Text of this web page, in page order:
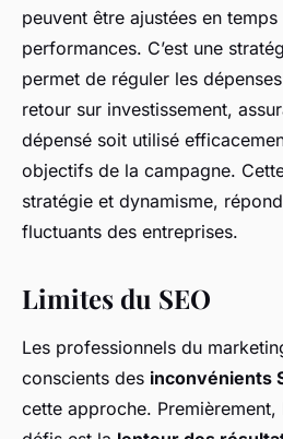
peuvent être ajustées en
performances. C’est une
permet de réguler les
retour sur investissement,
dépensé soit utilisé
objectifs de la campagne.
stratégie et dynamisme,
fluctuants des entreprises.
Limites du SEO
Les professionnels du
conscients des inconvénients
cette approche. Premièrement,